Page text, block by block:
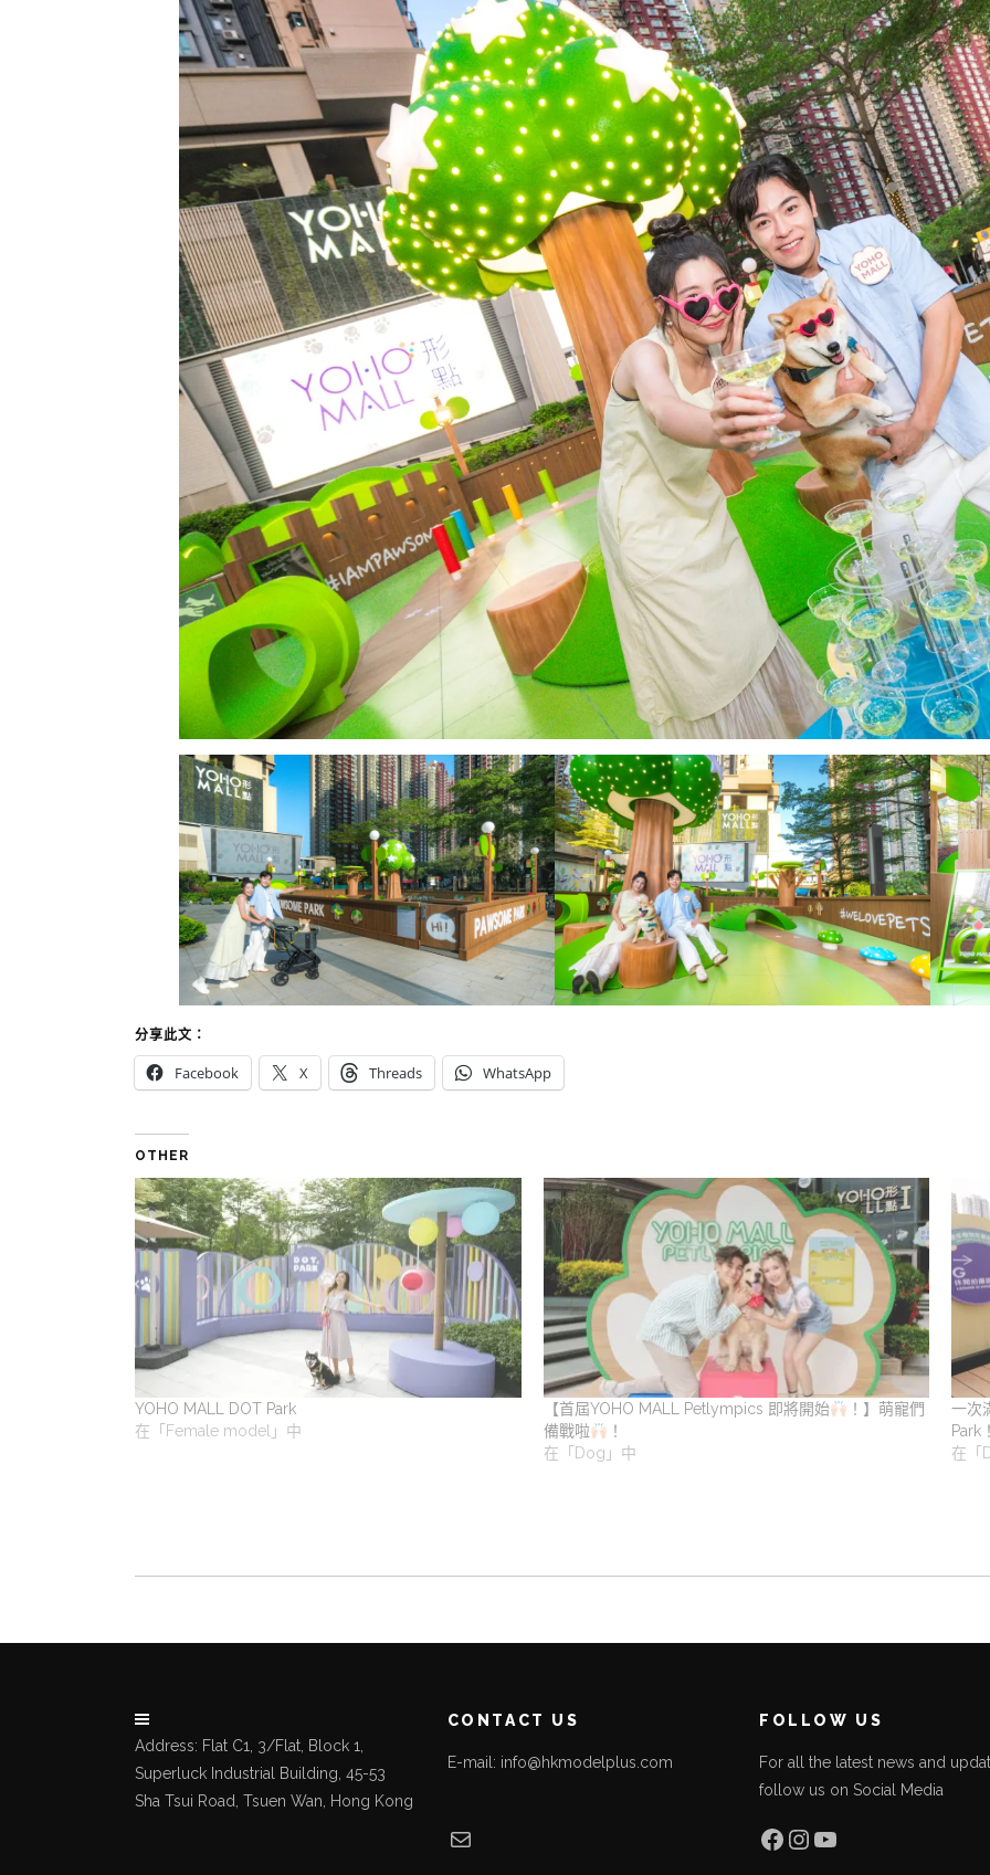
分享此文：
Facebook X Threads WhatsApp
OTHER
YOHO MALL DOT Park
在「Female model」中
【首屆YOHO MALL Petlympics 即將開始
！】萌寵們
備戰啦
！
在「Dog」中
一次
Park！
在「
Address: Flat C1, 3/Flat, Block 1,
Superluck Industrial Building, 45-53
Sha Tsui Road, Tsuen Wan, Hong Kong
CONTACT US
E-mail: info@hkmodelplus.com
Mail
FOLLOW US
For all the latest news and
follow us on Social Media
Facebook
Instagram
YouTube